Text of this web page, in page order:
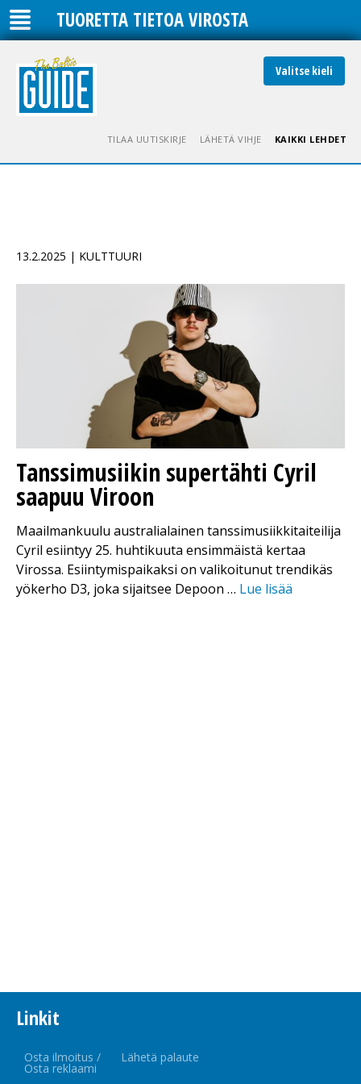
TUORETTA TIETOA VIROSTA
Valitse kieli
TILAA UUTISKIRJE LÄHETÄ VIHJE KAIKKI LEHDET
13.2.2025 | KULTTUURI
Tanssimusiikin supertähti Cyril
saapuu Viroon
Maailmankuulu australialainen tanssimusiikkitaiteilija
Cyril esiintyy 25. huhtikuuta ensimmäistä kertaa
Virossa. Esiintymispaikaksi on valikoitunut trendikäs
yökerho D3, joka sijaitsee Depoon … Lue lisää
Linkit
Osta ilmoitus /
Osta reklaami
Lähetä palaute